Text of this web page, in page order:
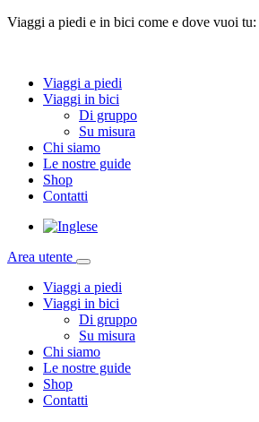
Viaggi a piedi e in bici come e dove vuoi tu:
Viaggi a piedi
Viaggi in bici
Di gruppo
Su misura
Chi siamo
Le nostre guide
Shop
Contatti
Area utente
Viaggi a piedi
Viaggi in bici
Di gruppo
Su misura
Chi siamo
Le nostre guide
Shop
Contatti